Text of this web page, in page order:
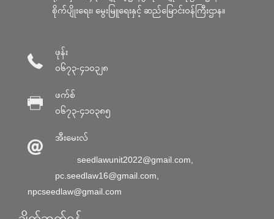
စိုက်ပျိုးရေး၊ မွေးမြူရေးနှင့် ဆည်မြောင်း၀န်ကြီးဌာန။
ဖုန်း
၀၆၇၃-၄၁၀၃၂၈
ဖက်စ်
၀၆၇၃-၄၁၀၃၈၅
အီးမေးလ်
seedlawunit2022@gmail.com
pc.seedlaw16@gmail.com
npcseedlaw@gmail.com